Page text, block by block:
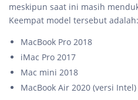
meskipun saat ini masih
Keempat model tersebut adalah:
MacBook Pro 2018
iMac Pro 2017
Mac mini 2018
MacBook Air 2020 (versi Intel)